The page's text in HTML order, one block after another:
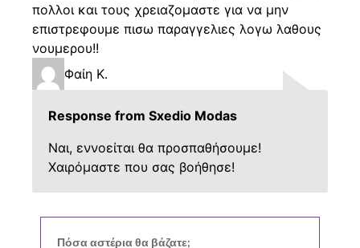
πολλοι και τους χρειαζομαστε για να μην
επιστρεφουμε πισω παραγγελιες λογω λαθους
νουμερου!!
Φαίη Κ.
Response from Sxedio Modas
Ναι, εννοείται θα προσπαθήσουμε!
Χαιρόμαστε που σας βοήθησε!
Πόσα αστέρια θα βάζατε;